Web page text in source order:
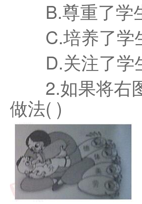
B.尊重了学
C.培养了学
D.关注了学
2.如果将右图
做法( )